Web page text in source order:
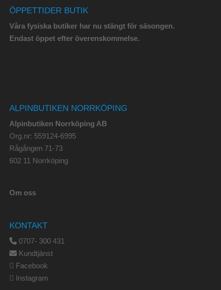
ÖPPETTIDER BUTIK
Våra fysiska butiker har nu stängt för säsongen.
Endast öppet efter överenskommelse.
ALPINBUTIKEN NORRKÖPING
Alpinbutiken Norrköping AB
Org.nr: 559124-6995
Rågången 71-73
602 11 Norrköping
Om oss
KONTAKT
0707- 300 431
Kundtjänst
Facebook
Instagram